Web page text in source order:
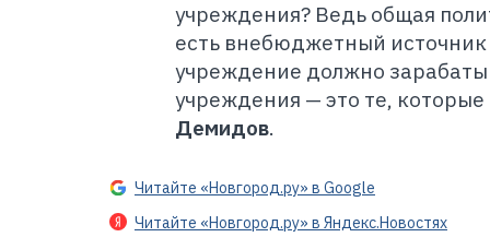
учреждения? Ведь общая
есть внебюджетный
учреждение должно
учреждения — это те, которые
Демидов.
Читайте «Новгород.ру» в Google
Читайте «Новгород.ру» в Яндекс.Новостях